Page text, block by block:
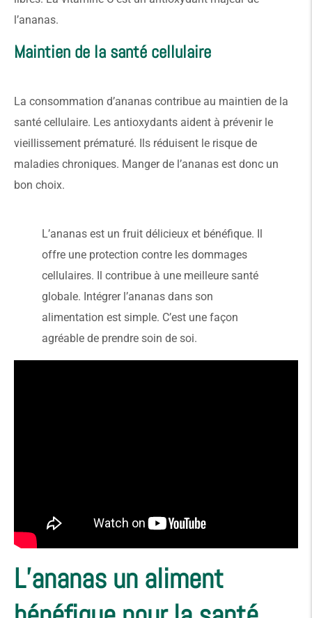
l’ananas.
Maintien de la santé cellulaire
La consommation d’ananas contribue au maintien de la
santé cellulaire. Les antioxydants aident à prévenir le
vieillissement prématuré. Ils réduisent le risque de
maladies chroniques. Manger de l’ananas est donc un
bon choix.
L’ananas est un fruit délicieux et bénéfique. Il
offre une protection contre les dommages
cellulaires. Il contribue à une meilleure santé
globale. Intégrer l’ananas dans son
alimentation est simple. C’est une façon
agréable de prendre soin de soi.
L’ananas un aliment